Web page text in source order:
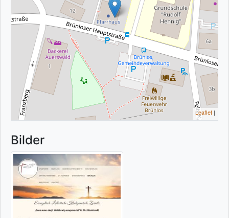
Leaflet |
Bilder